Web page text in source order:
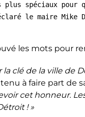
spéciaux pour
le maire Mike
les mots pour
clé de la ville de
à faire part de
cet honneur.
! »